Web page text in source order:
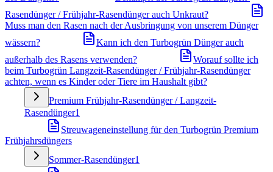
Rasendünger / Frühjahr-Rasendünger auch Unkraut?
Muss man den Rasen nach der Ausbringung von unserem Dünger
wässern?
Kann ich den Turbogrün Dünger auch
außerhalb des Rasens verwenden?
Worauf sollte ich
beim Turbogrün Langzeit-Rasendünger / Frühjahr-Rasendünger
achten, wenn es Kinder oder Tiere im Haushalt gibt?
Premium Frühjahr-Rasendünger / Langzeit-
Rasendünger1
Streuwageneinstellung für den Turbogrün Premium
Frühjahrsdüngers
Sommer-Rasendünger1